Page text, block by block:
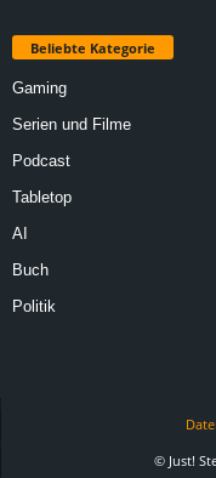
Beliebte Kategorie
Gaming
Serien und Filme
Podcast
Tabletop
AI
Buch
Politik
© Just!